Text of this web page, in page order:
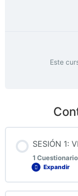
Este
SESIÓN 1:
1 Cuestionario
Expandir